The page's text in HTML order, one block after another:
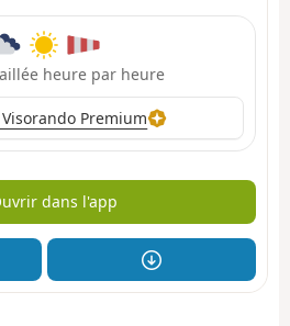
heure par heure
Premium
dans l'app